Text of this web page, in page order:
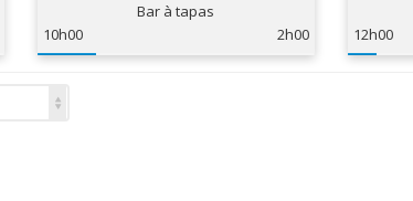
Bar à tapas
10h00
2h00
12h00